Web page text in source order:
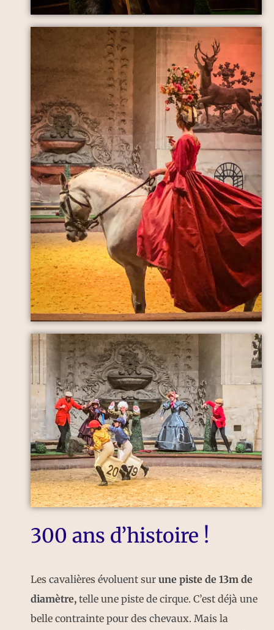
300 ans d’histoire !
Les cavalières évoluent sur une piste de 13m de
diamètre, telle une piste de cirque. C’est déjà une
belle contrainte pour des chevaux. Mais la